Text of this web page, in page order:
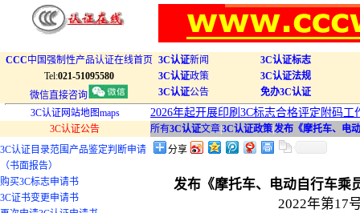
CCC中国强制性产品认证在线首页
Tel:021-51095580
微信直接咨询
3C认证新闻
3C认证政策
3C认证公告
3C认证标志
3C认证法规
免办3C认证
3C认证网站地图maps
3C认证公告
3C认证目录范围产品鉴定判断申请
（书面报告）
购买3C标志申请书
3C证书变更申请书
2026年起开展印刷3C标志合格评定附码工
所有3C认证文章|3C认证政策|发布《摩托车、电
分享
发布《摩托车、电动自行车乘
2022年第17